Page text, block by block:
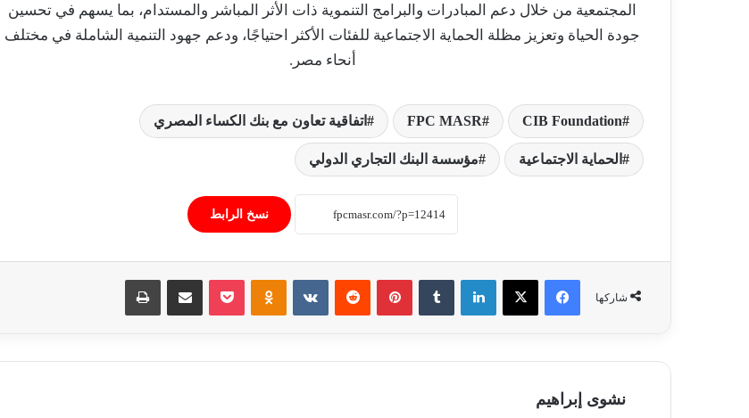
المجتمعية من خلال دعم المبادرات والبرامج التنموية ذات الأثر المباشر والمستدام، بما يسهم في تحسين
جودة الحياة وتعزيز مظلة الحماية الاجتماعية للفئات الأكثر احتياجًا، ودعم جهود التنمية الشاملة في مختلف
أنحاء مصر.
CIB Foundation
FPC MASR اتفاقية تعاون مع بنك الكساء المصري
الحماية الاجتماعية مؤسسة البنك التجاري الدولي
نسخ الرابط
شاركها
فيسبوك ‫X لينكدإن بينتيريست
نشوى إبراهيم
فاتورة أغسطس تحمل الزيادة الجديدة..
تفاصيل تطبيق الأسعار الرسمية لشرائح
استقرار أسعار الخضروات والفاكهة في